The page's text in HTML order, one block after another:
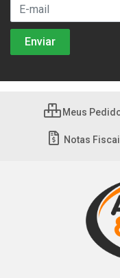
Meus
Notas